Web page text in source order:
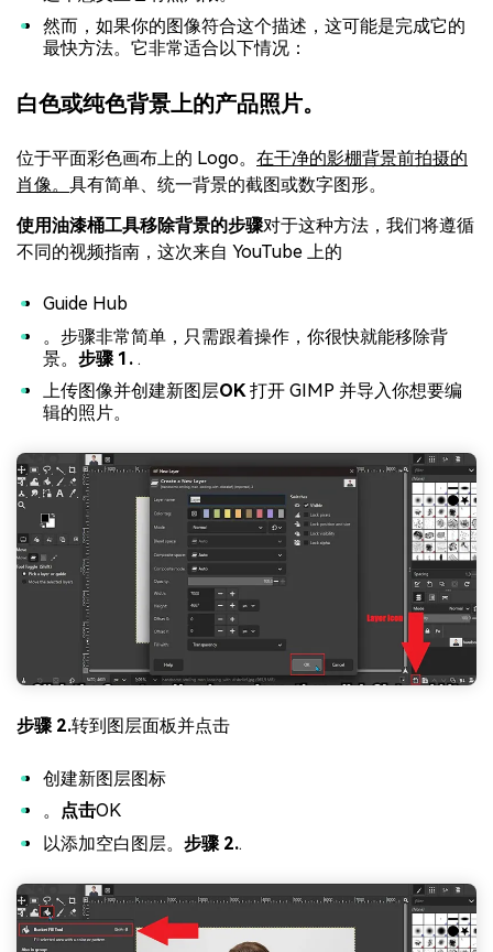
然而，如果你的图像符合这个描述，这可能是完成它的
最快方法。它非常适合以下情况：
白色或纯色背景上的产品照片。
位于平面彩色画布上的 Logo。 在干净的影棚背景前拍摄的
肖像。 具有简单、统一背景的截图或数字图形。
使用油漆桶工具移除背景的步骤对于这种方法，我们将遵循
不同的视频指南，这次来自 YouTube 上的
Guide Hub
。步骤非常简单，只需跟着操作，你很快就能移除背
景。 步骤 1. .
上传图像并创建新图层OK打开 GIMP 并导入你想要编
辑的照片。
步骤 2.转到图层面板并点击
创建新图层图标
。
点击OK
以添加空白图层。 步骤 2..